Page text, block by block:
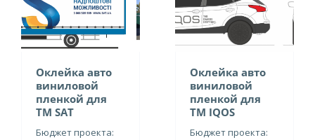
Оклейка авто
виниловой
пленкой для
ТМ SAT
Бюджет проекта:
Оклейка авто
виниловой
пленкой для
ТМ IQOS
Бюджет проекта: